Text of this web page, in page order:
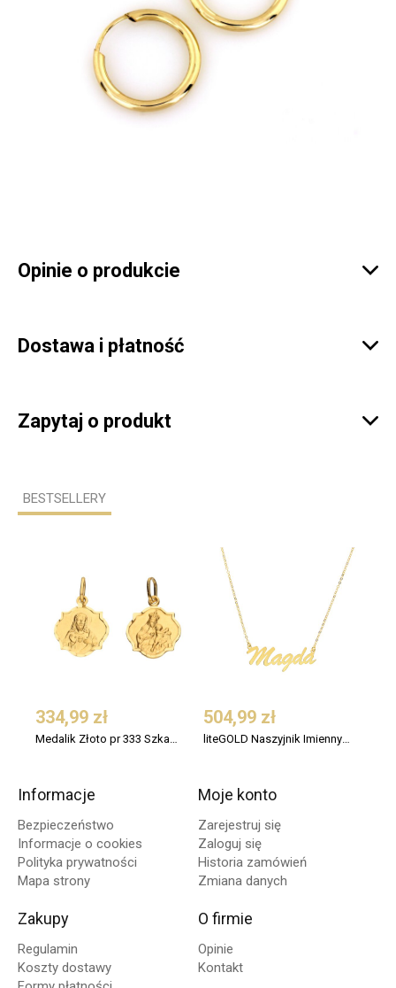
Opinie o produkcie 
Dostawa i płatność 
Zapytaj o produkt 
BESTSELLERY
334,99 zł
Medalik Złoto pr 333 Szkaplerz z Jezusem
504,99 zł
liteGOLD Naszyjnik Imienny Złoto pr 333 MAGDA
Informacje
Bezpieczeństwo
Informacje o cookies
Polityka prywatności
Mapa strony
Moje konto
Zarejestruj się
Zaloguj się
Historia zamówień
Zmiana danych
Zakupy
Regulamin
Koszty dostawy
O firmie
Opinie
Kontakt